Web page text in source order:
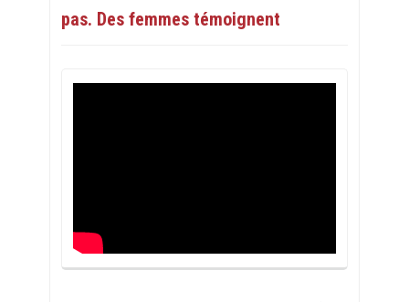
pas. Des femmes témoignent